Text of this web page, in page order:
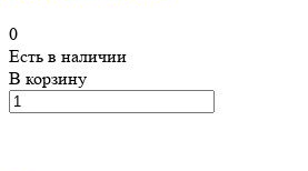
0
Есть в наличии
В корзину